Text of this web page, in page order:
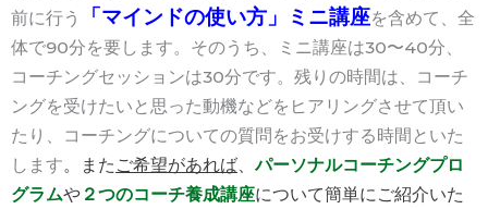
前に行う
「マインドの使い方」ミニ講座を含めて、全
体で90分を要します。そのうち、ミニ講座は30〜40分、
コーチングセッションは30分です。残りの時間は、コーチ
ングを受けたいと思った動機などをヒアリングさせて頂い
たり、コーチングについての質問をお受けする時間といた
します。 また ご希望があれば、パーソナルコーチングプロ
グラムや ２つのコーチ養成講座について簡単にご紹介いた